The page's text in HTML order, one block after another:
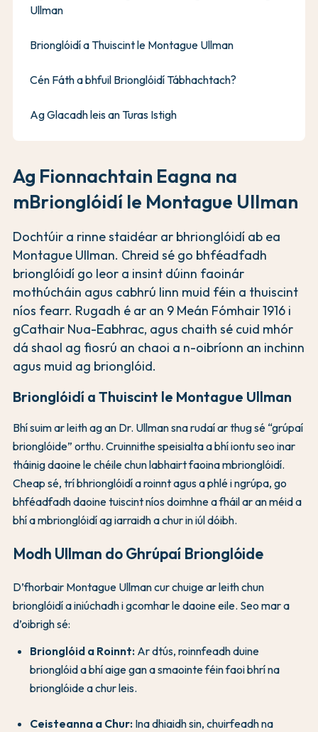
Ag Fionnachtain Eagna na
mBrionglóidí le Montague Ullman
Dochtúir a rinne staidéar ar bhrionglóidí ab ea
Montague Ullman. Chreid sé go bhféadfadh
brionglóidí go leor a insint dúinn faoinár
mothúcháin agus cabhrú linn muid féin a thuiscint
níos fearr. Rugadh é ar an 9 Meán Fómhair 1916 i
gCathair Nua-Eabhrac, agus chaith sé cuid mhór
dá shaol ag fiosrú an chaoi a n-oibríonn an inchinn
agus muid ag brionglóid.
Brionglóidí a Thuiscint le Montague Ullman
Bhí suim ar leith ag an Dr. Ullman sna rudaí ar thug sé “grúpaí
brionglóide” orthu. Cruinnithe speisialta a bhí iontu seo inar
tháinig daoine le chéile chun labhairt faoina mbrionglóidí.
Cheap sé, trí bhrionglóidí a roinnt agus a phlé i ngrúpa, go
bhféadfadh daoine tuiscint níos doimhne a fháil ar an méid a
bhí a mbrionglóidí ag iarraidh a chur in iúl dóibh.
Modh Ullman do Ghrúpaí Brionglóide
D’fhorbair Montague Ullman cur chuige ar leith chun
brionglóidí a iniúchadh i gcomhar le daoine eile. Seo mar a
d’oibrigh sé:
Brionglóid a Roinnt: Ar dtús, roinnfeadh duine
brionglóid a bhí aige gan a smaointe féin faoi bhrí na
brionglóide a chur leis.
Ceisteanna a Chur: Ina dhiaidh sin, chuirfeadh na
Ullman
Brionglóidí a Thuiscint le Montague Ullman
Cén Fáth a bhfuil Brionglóidí Tábhachtach?
Ag Glacadh leis an Turas Istigh